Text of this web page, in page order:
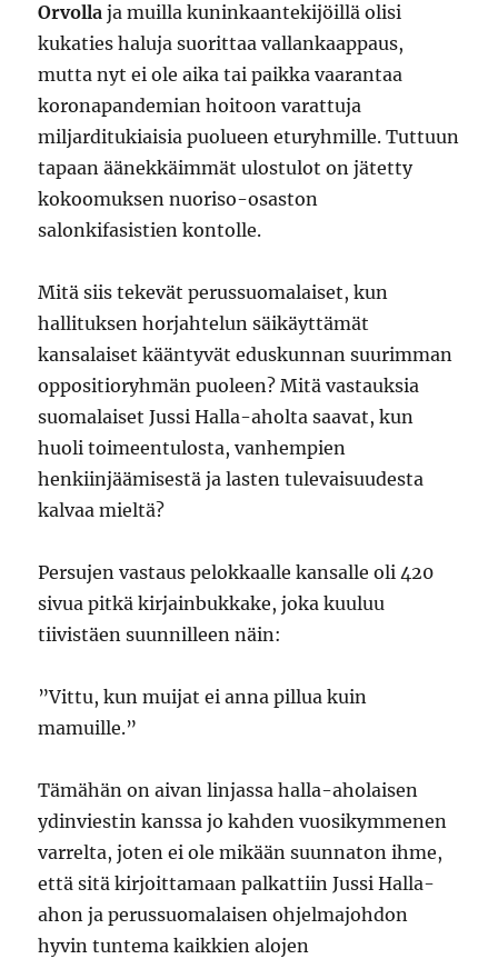
Orvolla ja muilla kuninkaantekijöillä olisi
kukaties haluja suorittaa vallankaappaus,
mutta nyt ei ole aika tai paikka vaarantaa
koronapandemian hoitoon varattuja
miljarditukiaisia puolueen eturyhmille. Tuttuun
tapaan äänekkäimmät ulostulot on jätetty
kokoomuksen nuoriso-osaston
salonkifasistien kontolle.
Mitä siis tekevät perussuomalaiset, kun
hallituksen horjahtelun säikäyttämät
kansalaiset kääntyvät eduskunnan suurimman
oppositioryhmän puoleen? Mitä vastauksia
suomalaiset Jussi Halla-aholta saavat, kun
huoli toimeentulosta, vanhempien
henkiinjäämisestä ja lasten tulevaisuudesta
kalvaa mieltä?
Persujen vastaus pelokkaalle kansalle oli 420
sivua pitkä kirjainbukkake, joka kuuluu
tiivistäen suunnilleen näin:
”Vittu, kun muijat ei anna pillua kuin
mamuille.”
Tämähän on aivan linjassa halla-aholaisen
ydinviestin kanssa jo kahden vuosikymmenen
varrelta, joten ei ole mikään suunnaton ihme,
että sitä kirjoittamaan palkattiin Jussi Halla-
ahon ja perussuomalaisen ohjelmajohdon
hyvin tuntema kaikkien alojen